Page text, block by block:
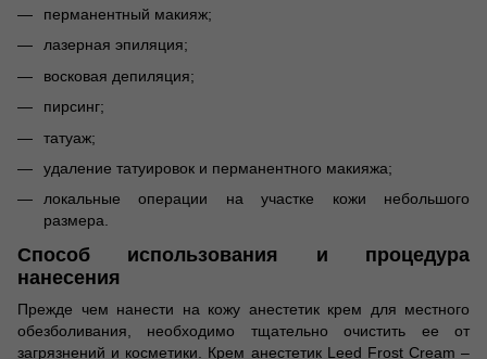
перманентный макияж;
лазерная эпиляция;
восковая депиляция;
пирсинг;
татуаж;
удаление татуировок и перманентного макияжа;
локальные операции на участке кожи небольшого
размера.
Способ использования и процедура
нанесения
Прежде чем нанести на кожу анестетик крем для местного
обезболивания, необходимо тщательно очистить ее от
загрязнений и косметики. Крем анестетик Leed Frost Cream –